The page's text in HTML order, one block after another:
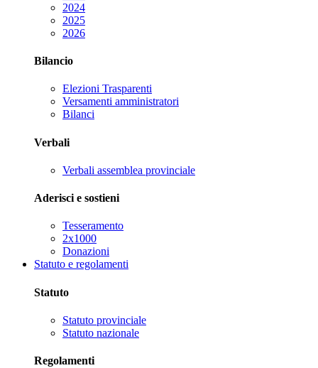
2024
2025
2026
Bilancio
Elezioni Trasparenti
Versamenti amministratori
Bilanci
Verbali
Verbali assemblea provinciale
Aderisci e sostieni
Tesseramento
2x1000
Donazioni
Statuto e regolamenti
Statuto
Statuto provinciale
Statuto nazionale
Regolamenti